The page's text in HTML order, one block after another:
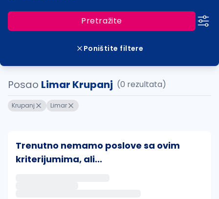
Pretražite
Poništite filtere
Posao Limar Krupanj (0 rezultata)
Krupanj Limar
Trenutno nemamo poslove sa ovim
kriterijumima, ali...